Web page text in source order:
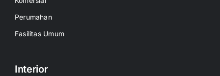
Perumahan
Fasilitas Umum
Interior